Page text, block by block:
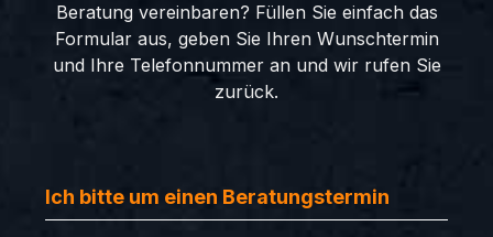
Beratung vereinbaren? Füllen Sie einfach das
Formular aus, geben Sie Ihren Wunschtermin
und Ihre Telefonnummer an und wir rufen Sie
zurück.
Ich bitte um einen Beratungstermin